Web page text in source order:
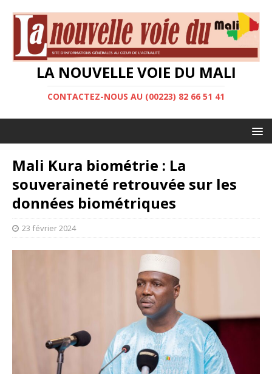
LA NOUVELLE VOIE DU MALI
CONTACTEZ-NOUS AU (00223) 82 66 51 41
Mali Kura biométrie : La
souveraineté retrouvée sur les
données biométriques
23 février 2024